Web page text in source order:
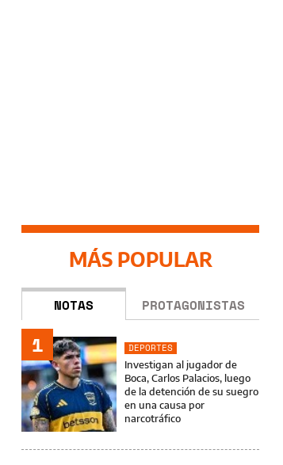
MÁS POPULAR
NOTAS PROTAGONISTAS
1
DEPORTES
Investigan al jugador de
Boca, Carlos Palacios, luego
de la detención de su suegro
en una causa por
narcotráfico